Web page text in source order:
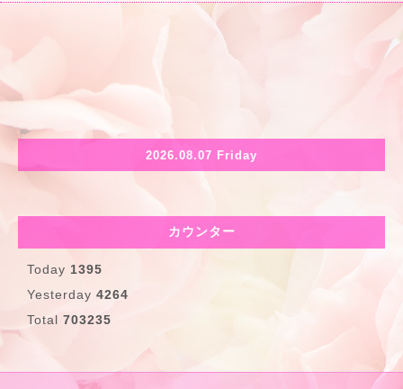
2026.08.07 Friday
カウンター
Today 1395
Yesterday 4264
Total 703235